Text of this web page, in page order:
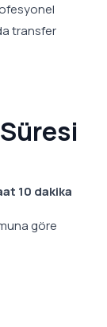
transfer
10 dakika
göre